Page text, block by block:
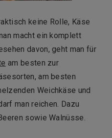
keine Rolle, Käse
macht ein komplett
davon, geht man für
am besten zur
am besten
Weichkäse und
man reichen. Dazu
sowie Walnüsse.